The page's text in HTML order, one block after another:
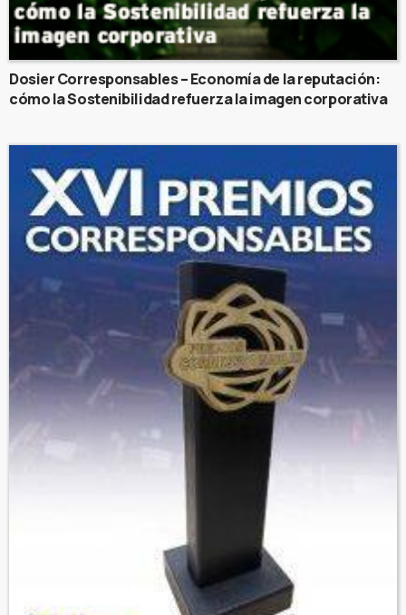
Dosier Corresponsables – Economía de la reputación:
cómo la Sostenibilidad refuerza la imagen corporativa